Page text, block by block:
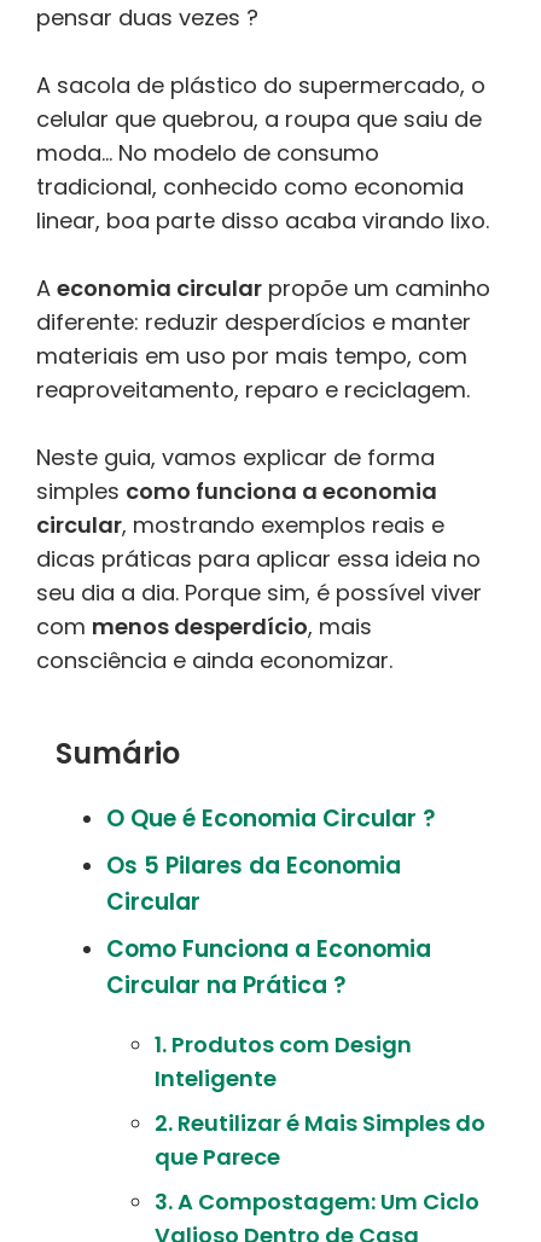
pensar duas vezes ?
A sacola de plástico do supermercado, o
celular que quebrou, a roupa que saiu de
moda… No modelo de consumo
tradicional, conhecido como economia
linear, boa parte disso acaba virando lixo.
A economia circular propõe um caminho
diferente: reduzir desperdícios e manter
materiais em uso por mais tempo, com
reaproveitamento, reparo e reciclagem.
Neste guia, vamos explicar de forma
simples como funciona a economia
circular, mostrando exemplos reais e
dicas práticas para aplicar essa ideia no
seu dia a dia. Porque sim, é possível viver
com menos desperdício, mais
consciência e ainda economizar.
Sumário
O Que é Economia Circular ?
Os 5 Pilares da Economia
Circular
Como Funciona a Economia
Circular na Prática ?
1. Produtos com Design
Inteligente
2. Reutilizar é Mais Simples do
que Parece
3. A Compostagem: Um Ciclo
Valioso Dentro de Casa